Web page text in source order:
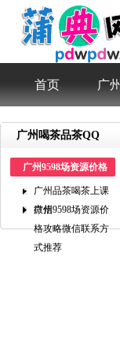
首页 广
广州喝茶品茶QQ
广州9598场资源价格
攻略微信联系方式推荐
广州品茶喝茶上课
微信
广州9598场资源价
格攻略微信联系方
式推荐